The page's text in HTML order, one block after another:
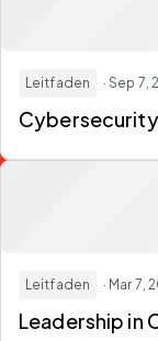
Leitfaden · Sep 7,
Cybersecurity
Leitfaden · Mar 7,
Leadership in